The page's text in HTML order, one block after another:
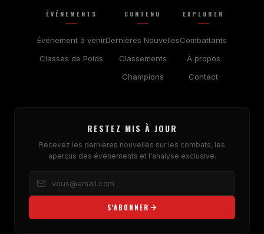
ÉVÉNEMENTS
Événement à venir
Classes de Poids
CONTENU
Dernières Nouvelles
Classements
Champions
EXPLORER
Combattants
À propos
Contact
RESTEZ MIS À JOUR
Recevez les dernières nouvelles sur les combats, les
aperçus des événements et l'analyse exclusive.
S'ABONNER